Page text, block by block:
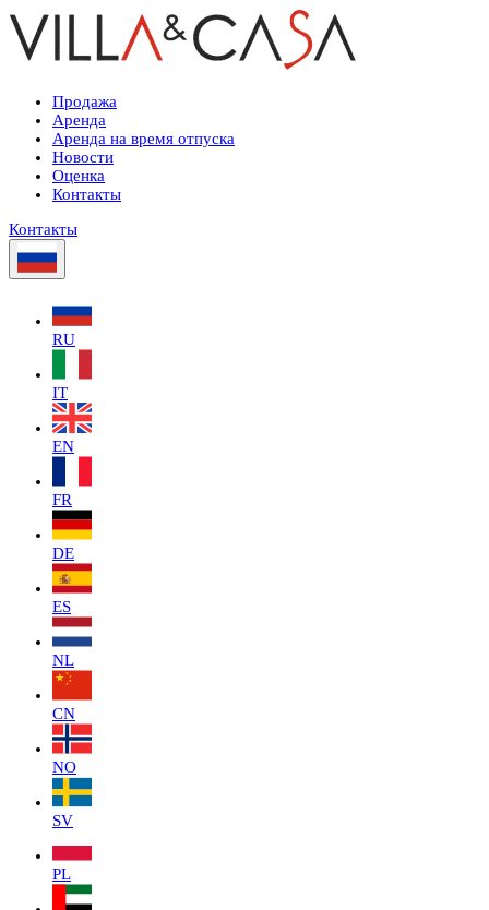
Продажа
Аренда
Аренда на время отпуска
Новости
Оценка
Контакты
Контакты
RU
IT
EN
FR
DE
ES
NL
CN
NO
SV
PL